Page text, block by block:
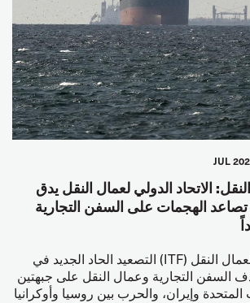
الاتحاد الدولي لعمال النقل يدق
الهجمات على السفن التجارية
يدين الاتحاد الدولي لعمال النقل (ITF) التصعيد الحاد الجديد في
السفن التجارية وعمال النقل على جبهتين
وإيران، والحرب بين روسيا وأوكرانيا